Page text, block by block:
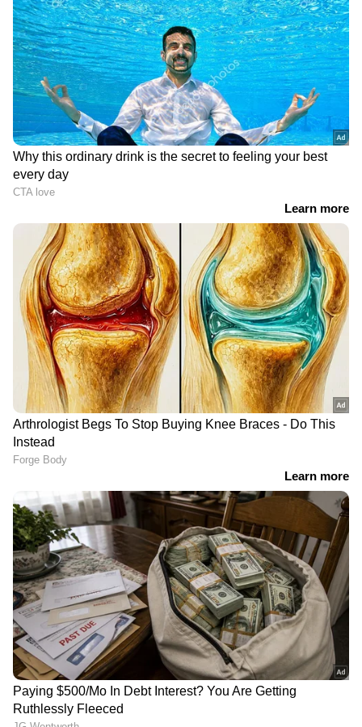
ഏഷ്യാനെറ്റ് ന്യൂസ് ലൈവ് യുട്യൂബില്‍
കാണാം...
Live Newsതത്സമയ അപ്‌ഡേറ്റുകളും
ആഴത്തിലുള്ള വിശകലനവും സമഗ്രമായ
റിപ്പോർട്ടിംഗും — എല്ലാം ഒരൊറ്റ സ്ഥലത്ത്.
ഏത് സമയത്തും, എവിടെയും
വിശ്വസനീയമായ വാർത്തകൾ ലഭിക്കാൻ
Asianet News Malayalam
RECOMMENDED STORIES
യുഎസ് പ്രസിഡൻ്റ്
ഡോണൾഡ് ട്രംപിൻ്റെ
മരുമകൻ മൈക്കൽ
ബൂലോസ് ആലപ്പുഴയിൽ;
എത്തിയത് എട്ടംഗ
സംഘത്തോടൊപ്പം;
ജമാഅത്തെ
ഇസ്‌ലാമിയുടെ
നേതൃത്വത്തിൽ വൻ
ജനകീയ പ്രതിഷേധം,
പാകിസ്‌താനിൽ